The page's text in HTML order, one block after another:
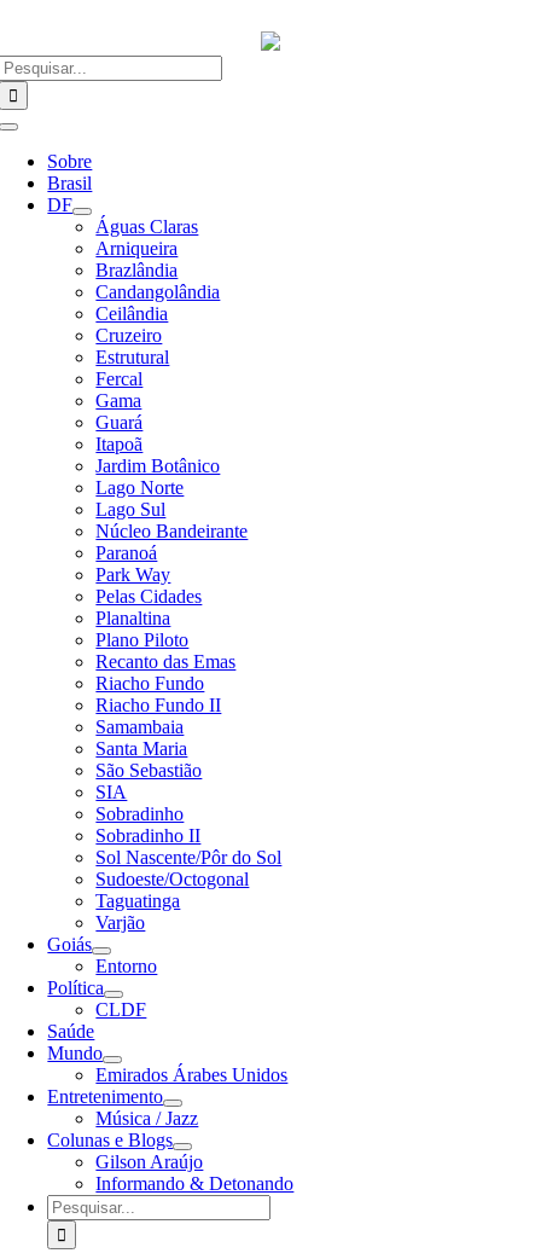
o
conteúdo
Alternar
Navegação
Sobre
Brasil
DF
Águas Claras
Arniqueira
Brazlândia
Candangolândia
Ceilândia
Cruzeiro
Estrutural
Fercal
Gama
Guará
Itapoã
Jardim Botânico
Lago Norte
Lago Sul
Núcleo Bandeirante
Paranoá
Park Way
Pelas Cidades
Planaltina
Plano Piloto
Recanto das Emas
Riacho Fundo
Riacho Fundo II
Samambaia
Santa Maria
São Sebastião
SIA
Sobradinho
Sobradinho II
Sol Nascente/Pôr do Sol
Sudoeste/Octogonal
Taguatinga
Varjão
Goiás
Entorno
Política
CLDF
Saúde
Mundo
Emirados Árabes Unidos
Entretenimento
Música / Jazz
Colunas e Blogs
Gilson Araújo
Informando & Detonando
Buscar
resultados
para: